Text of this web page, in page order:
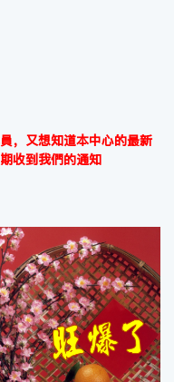
，又想知道本中心的最新
收到我們的通知